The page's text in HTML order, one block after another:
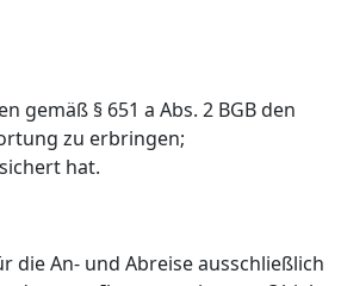
gemäß § 651 a Abs. 2 BGB den
zu erbringen;
hat.
die An- und Abreise ausschließlich